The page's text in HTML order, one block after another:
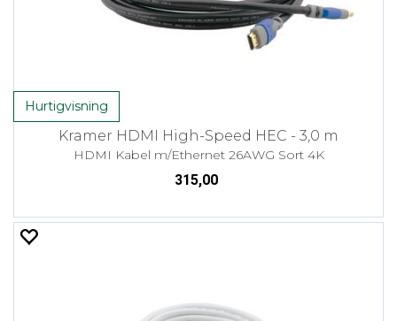
Hurtigvisning
Kramer HDMI High-Speed HEC - 3,0 m
HDMI Kabel m/Ethernet 26AWG Sort 4K
315,00